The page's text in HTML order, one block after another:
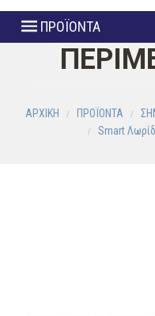
ΠΡΟΪΟΝΤΑ
ΑΡΧΙΚΗ ΠΡΟΪΟΝΤΑ
Smart